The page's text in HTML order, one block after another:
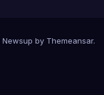
Newsup by Themeansar.